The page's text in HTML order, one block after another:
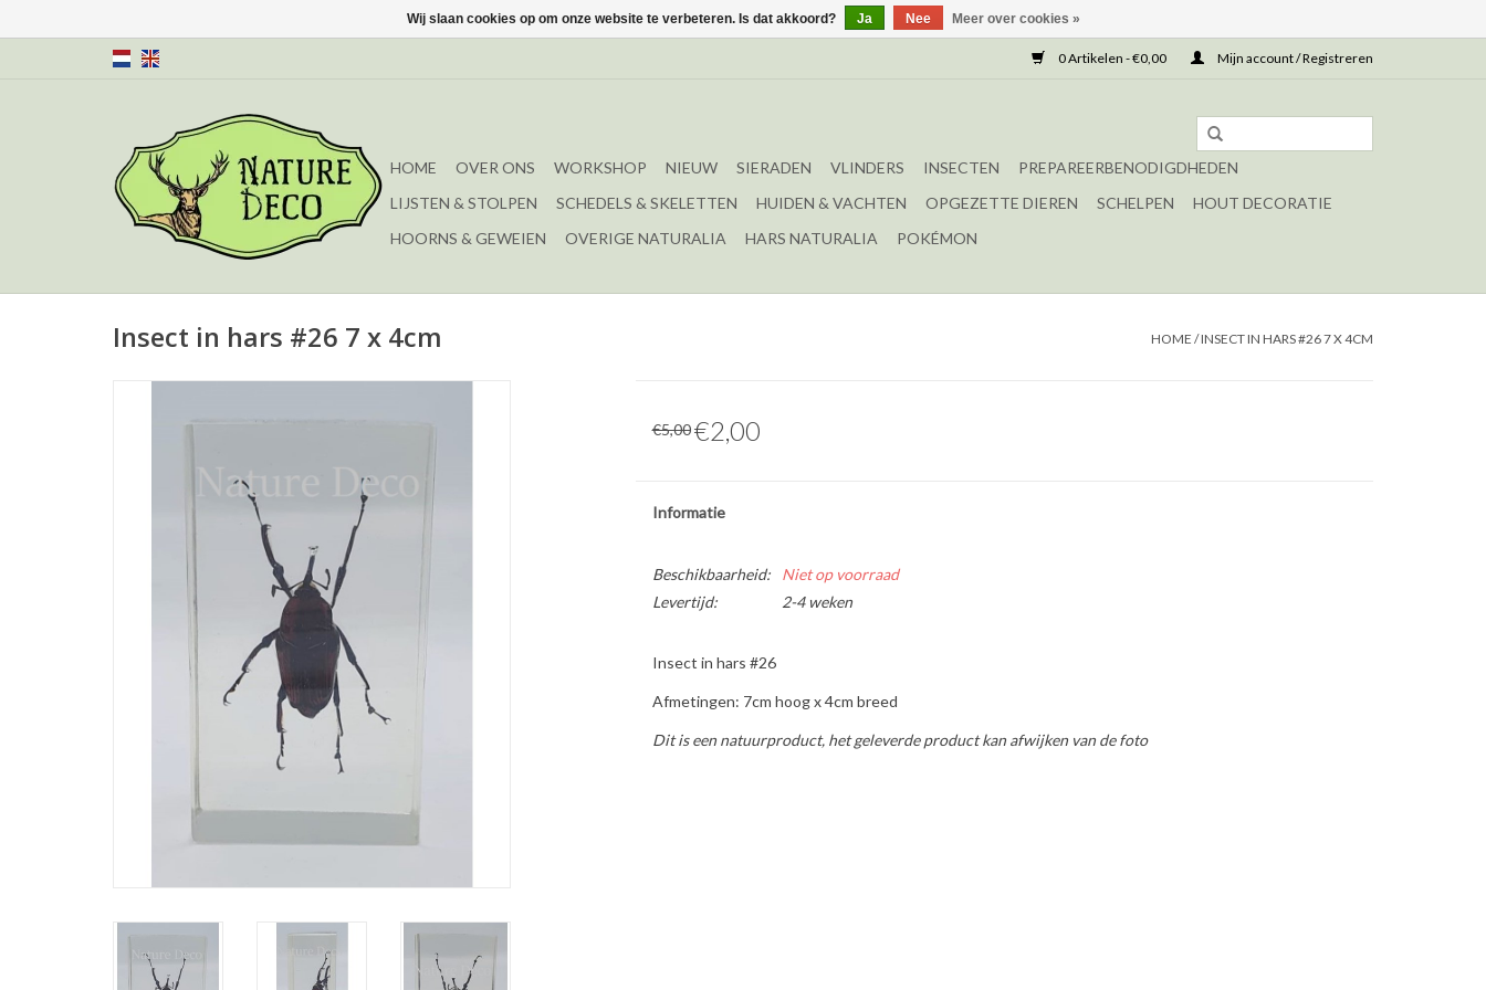
0 Artikelen - €0,00 Mijn account / Registreren
HOME OVER ONS WORKSHOP NIEUW SIERADEN VLINDERS INSECTEN
PREPAREERBENODIGDHEDEN
LIJSTEN & STOLPEN
SCHEDELS & SKELETTEN HUIDEN & VACHTEN OPGEZETTE DIEREN SCHELPEN
HOUT DECORATIE
HOORNS & GEWEIEN
OVERIGE NATURALIA HARS NATURALIA POKÉMON
Insect in hars #26 7 x 4cm HOME /INSECT IN HARS #26 7 X 4CM
€5,00 €2,00
Informatie
Beschikbaarheid:
Niet op voorraad
Levertijd:
2-4 weken
Insect in hars #26
Afmetingen: 7cm hoog x 4cm breed
Dit is een natuurproduct, het geleverde product kan afwijken van de foto
Wij slaan cookies op om onze website te verbeteren. Is dat akkoord? Ja Nee Meer over cookies »